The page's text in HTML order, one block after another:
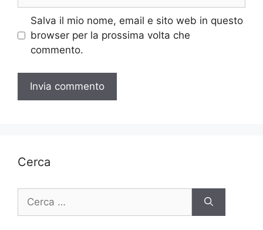
Salva il mio nome, email e sito web in questo
browser per la prossima volta che
commento.
Cerca
per: